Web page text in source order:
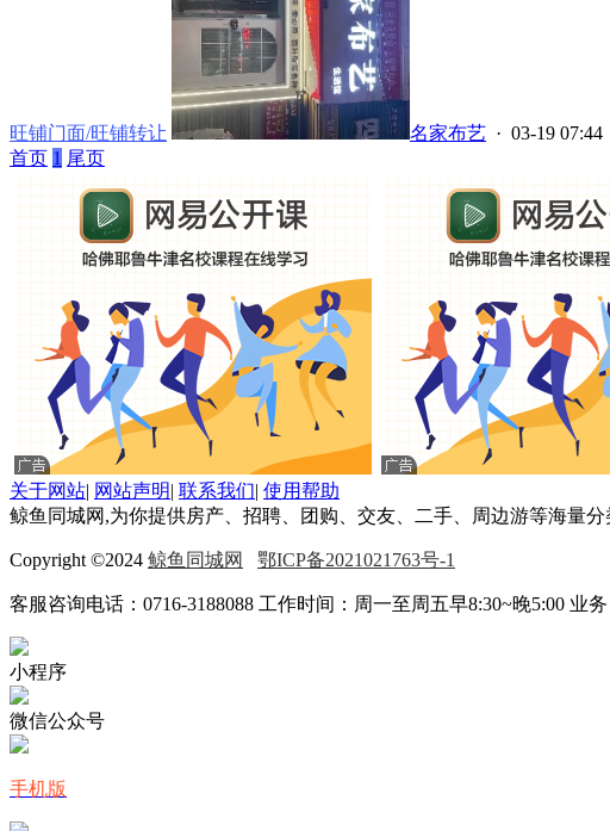
旺铺门面/旺铺转让 名家布艺 · 03-19 07:44
首页 1 尾页
关于网站| 网站声明| 联系我们| 使用帮助
鲸鱼同城网,为你提供房产、招聘、团购、交友、二手、周边游等海量
Copyright ©2024 鲸鱼同城网 鄂ICP备2021021763号-1
客服咨询电话：0716-3188088 工作时间：周一至周五早8:30~晚5:00 业务
小程序
微信公众号
手机版